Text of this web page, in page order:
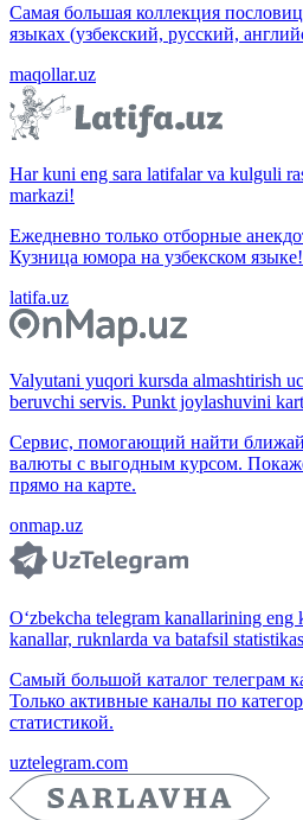
Самая большая коллекция
языках (узбекский, русский,
maqollar.uz
Har kuni eng sara latifalar va kulguli
markazi!
Ежедневно только отборные
Кузница юмора на узбекском языке!
latifa.uz
Valyutani yuqori kursda almashtirish
beruvchi servis. Punkt joylashuvini
Сервис, помогающий найти
валюты с выгодным курсом.
прямо на карте.
onmap.uz
O‘zbekcha telegram kanallarining eng
kanallar, ruknlarda va batafsil
Самый большой каталог телеграм
Только активные каналы по
статистикой.
uztelegram.com